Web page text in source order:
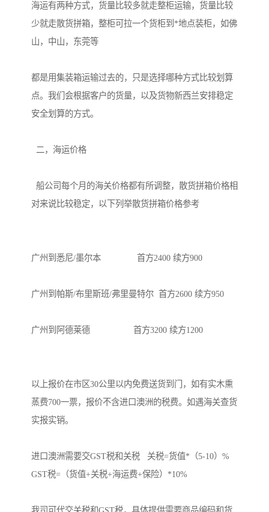
海运有两种方式，货量比较多就走整柜运输，货量比较
少就走散货拼箱，整柜可拉一个货柜到*地点装柜，如佛
山，中山，东莞等
都是用集装箱运输过去的，只是选择哪种方式比较划算
点。我们会根据客户的货量，以及货物新西兰安排稳定
安全划算的方式。
对来说比较稳定，以下列举散货拼箱价格参考
广州到悉尼/墨尔本               首方2400 续方900
广州到帕斯/布里斯班/弗里曼特尔  首方2600 续方950
广州到阿德莱德                  首方3200 续方1200
以上报价在市区30公里以内免费送货到门，如有实木熏
蒸费700一票，报价不含进口澳洲的税费。如遇海关查货
实报实销。
进口澳洲需要交GST税和关税   关税=货值*（5-10）%
GST税=（货值+关税+海运费+保险）*10%